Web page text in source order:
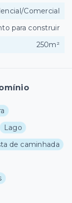
Lago
de caminhada
Comercial
para construir
250m²